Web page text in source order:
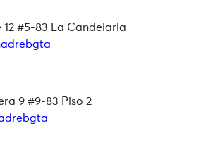
12 #5-83 La Candelaria
9 #9-83 Piso 2